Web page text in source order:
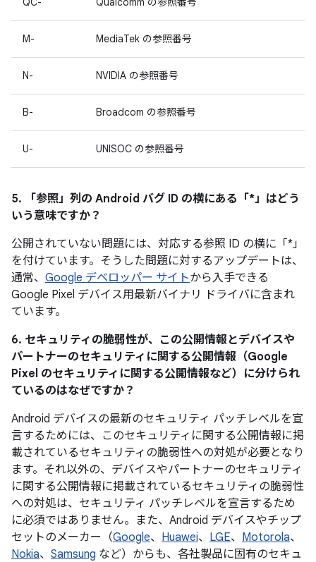
M- MediaTek の参照番号
N- NVIDIA の参照番号
B- Broadcom の参照番号
U- UNISOC の参照番号
5. 「参照」 列の Android バグ ID の横にある「*」はどう
いう意味ですか？
公開されていない問題には、対応する参照 ID の横に「*」
を付けています。そうした問題に対するアップデートは、
通常、 Google デベロッパー サイトから入手できる
Google Pixel デバイス用最新バイナリ ドライバに含まれ
ています。
6. セキュリティの脆弱性が、この公開情報とデバイスや
パートナーのセキュリティに関する公開情報（Google
Pixel のセキュリティに関する公開情報など）に分けられ
ているのはなぜですか？
Android デバイスの最新のセキュリティ パッチレベルを宣
言するためには、このセキュリティに関する公開情報に掲
載されているセキュリティの脆弱性への対処が必要となり
ます。それ以外の、デバイスやパートナーのセキュリティ
に関する公開情報に掲載されているセキュリティの脆弱性
への対処は、セキュリティ パッチレベルを宣言するため
に必須ではありません。また、Android デバイスやチップ
セットのメーカー（Google、 Huawei、 LGE、 Motorola、
Nokia、 Samsung など）からも、各社製品に固有のセキュ